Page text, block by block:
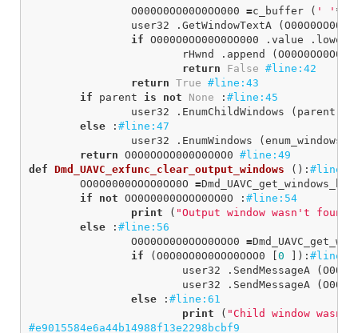
O000O0OO00O0OO000 =c_buffer ( ' ' *
user32
. GetWindowTextA (
if O000O0OO00O0OO000 . value . lower
rHwnd
. append (
return
False
return True
if
parent is not None :
user32
. EnumChildWindows ( parent
else
:
user32
. EnumWindows (
return O0O0OOOO000O0O0O0
def Dmd_UAVC_exfunc_clear_output_windows
():
OO0O0000OOOO0OO0O =
if
not OO0O0000OOOO0OO0O :
print
( "Output window wasn't found"
else
:
O0O0OO0O0OOO0OOO0 =
if
( O0O0OO0O0OOO0OOO0 0
]):
user32
. SendMessageA (
user32
. SendMessageA (
else
:
print
( "Child window